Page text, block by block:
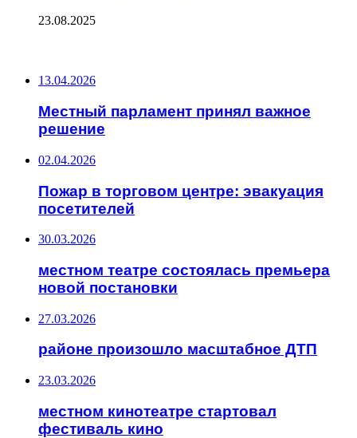
23.08.2025
13.04.2026
Местный парламент принял важное
решение
02.04.2026
Пожар в торговом центре: эвакуация
посетителей
30.03.2026
местном театре состоялась премьера
новой постановки
27.03.2026
районе произошло масштабное ДТП
23.03.2026
местном кинотеатре стартовал
фестиваль кино